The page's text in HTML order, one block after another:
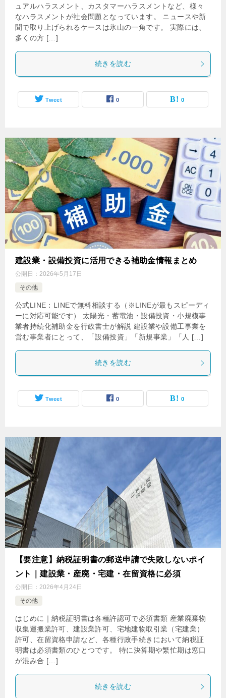
ュアルハラスメント、カスタマーハラスメントなど、様々
なハラスメントが社会問題となっています。 ニュースや新
聞で取り上げられるケースは氷山の一角です。 実際には、
多くの方 […]
続きを読む
Tweet 0 0
建設業・設備投資に活用できる補助金情報まとめ
公開日： 2026年5月17日
その他
公式LINE：LINEで無料相談する（※LINEが最もスピーディ
ーに対応可能です） 太陽光・蓄電池・設備投資・小規模事
業者持続化補助金を行政書士が解説 建設業や設備工事業を
営む事業者にとって、「設備投資」「新規事業」「人 […]
続きを読む
Tweet 0 0
【要注意】納税証明書の郵送申請で失敗しないポイ
ント｜建設業・産廃・宅建・在留資格に必須
公開日： 2026年4月24日
その他
はじめに｜納税証明書は各種許認可で必須書類 産業廃棄物
収集運搬業許可、建設業許可、宅地建物取引業（宅建業）
許可、在留資格申請など、各種行政手続きにおいて納税証
明書は必須書類のひとつです。 特に決算期や繁忙期は窓口
が混み合 […]
続きを読む